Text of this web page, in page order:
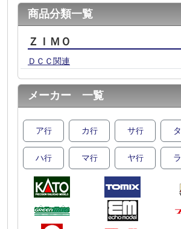
商品分類一覧
ＺＩＭＯ
ＤＣＣ関連
メーカー 一覧
ア行 カ行 サ行 タ
ハ行 マ行 ヤ行 ラ